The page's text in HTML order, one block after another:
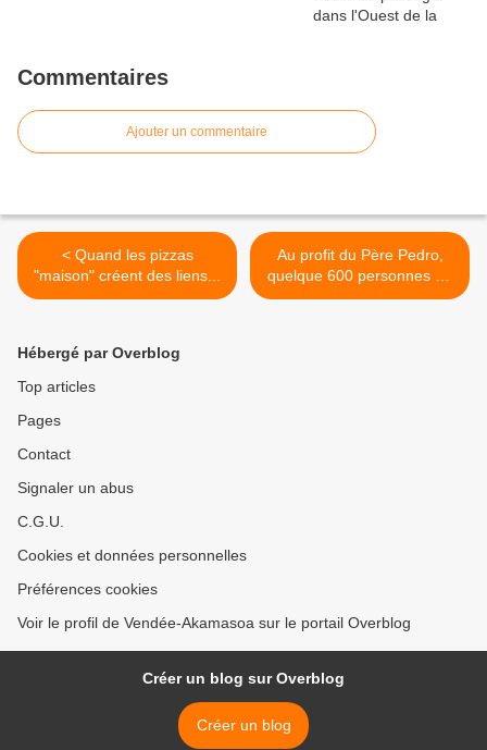
Commentaires
Ajouter un commentaire
< Quand les pizzas
"maison" créent des liens...
Au profit du Père Pedro,
quelque 600 personnes au
second super loto... >
Hébergé par Overblog
Top articles
Pages
Contact
Signaler un abus
C.G.U.
Cookies et données personnelles
Préférences cookies
Voir le profil de Vendée-Akamasoa sur le portail Overblog
Créer un blog sur Overblog
Créer un blog